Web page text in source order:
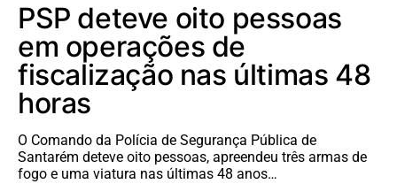
PSP deteve oito pessoas
em operações de
fiscalização nas últimas 48
horas
O Comando da Polícia de Segurança Pública de
Santarém deteve oito pessoas, apreendeu três armas de
fogo e uma viatura nas últimas 48 anos…